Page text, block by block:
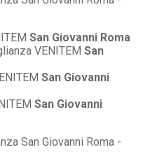
San Giovanni Roma
VENITEM San
San Giovanni
San Giovanni